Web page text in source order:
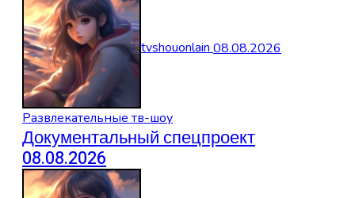
tvshouonlain08.08.2026
Развлекательные тв-шоу
Документальный спецпроект
08.08.2026